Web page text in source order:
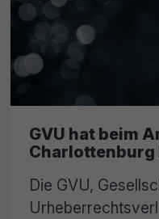
GVU hat beim
Die GVU,